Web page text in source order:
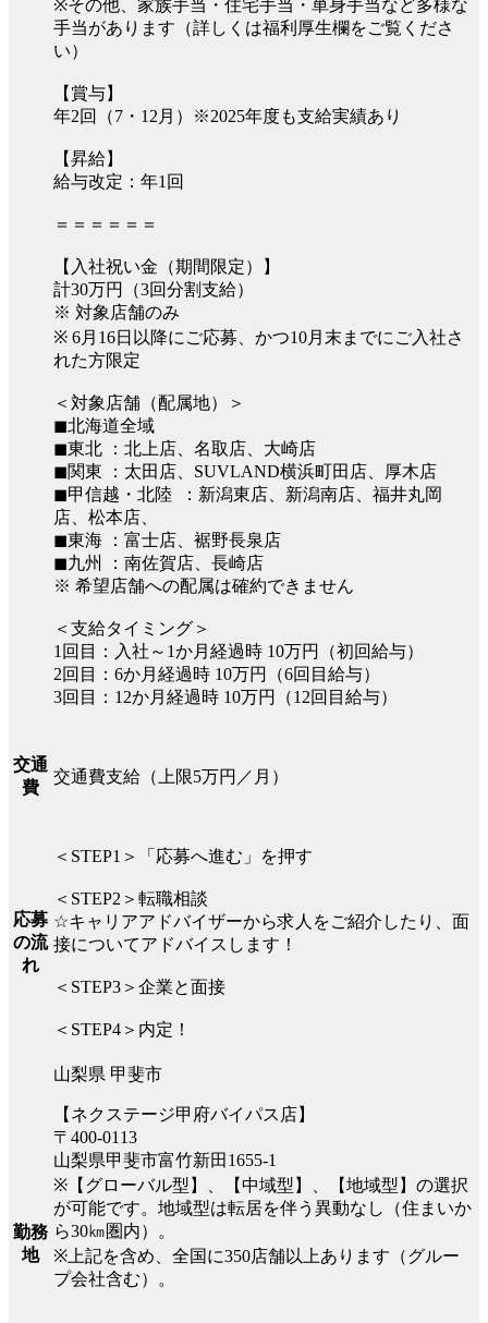
※その他、家族手当・住宅手当・単身手当など多様な
手当があります（詳しくは福利厚生欄をご覧くださ
い）
【賞与】
年2回（7・12月）※2025年度も支給実績あり
【昇給】
給与改定：年1回
＝＝＝＝＝＝
【入社祝い金（期間限定）】
計30万円（3回分割支給）
※ 対象店舗のみ
※ 6月16日以降にご応募、かつ10月末までにご入社さ
れた方限定
＜対象店舗（配属地）＞
◼︎北海道全域
◼︎東北 ：北上店、名取店、大崎店
◼︎関東 ：太田店、SUVLAND横浜町田店、厚木店
◼︎甲信越・北陸 ：新潟東店、新潟南店、福井丸岡
店、松本店、
◼︎東海 ：富士店、裾野長泉店
◼︎九州 ：南佐賀店、長崎店
※ 希望店舗への配属は確約できません
＜支給タイミング＞
1回目：入社～1か月経過時 10万円（初回給与）
2回目：6か月経過時 10万円（6回目給与）
3回目：12か月経過時 10万円（12回目給与）
交通
費
交通費支給（上限5万円／月）
応募
の流
れ
＜STEP1＞「応募へ進む」を押す
＜STEP2＞転職相談
☆キャリアアドバイザーから求人をご紹介したり、面
接についてアドバイスします！
＜STEP3＞企業と面接
＜STEP4＞内定！
勤務
地
山梨県 甲斐市
【ネクステージ甲府バイパス店】
〒400-0113
山梨県甲斐市富竹新田1655-1
※【グローバル型】、【中域型】、【地域型】の選択
が可能です。地域型は転居を伴う異動なし（住まいか
ら30㎞圏内）。
※上記を含め、全国に350店舗以上あります（グルー
プ会社含む）。